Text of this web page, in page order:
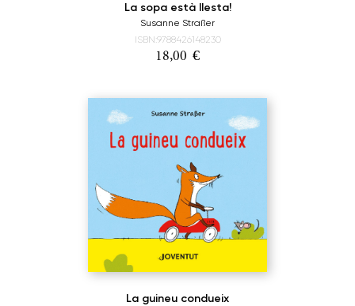
La sopa està llesta!
Susanne Straßer
ISBN:9788426148230
18,00 €
La guineu condueix